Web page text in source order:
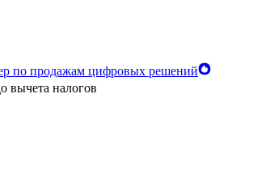
по продажам цифровых решений
вычета налогов